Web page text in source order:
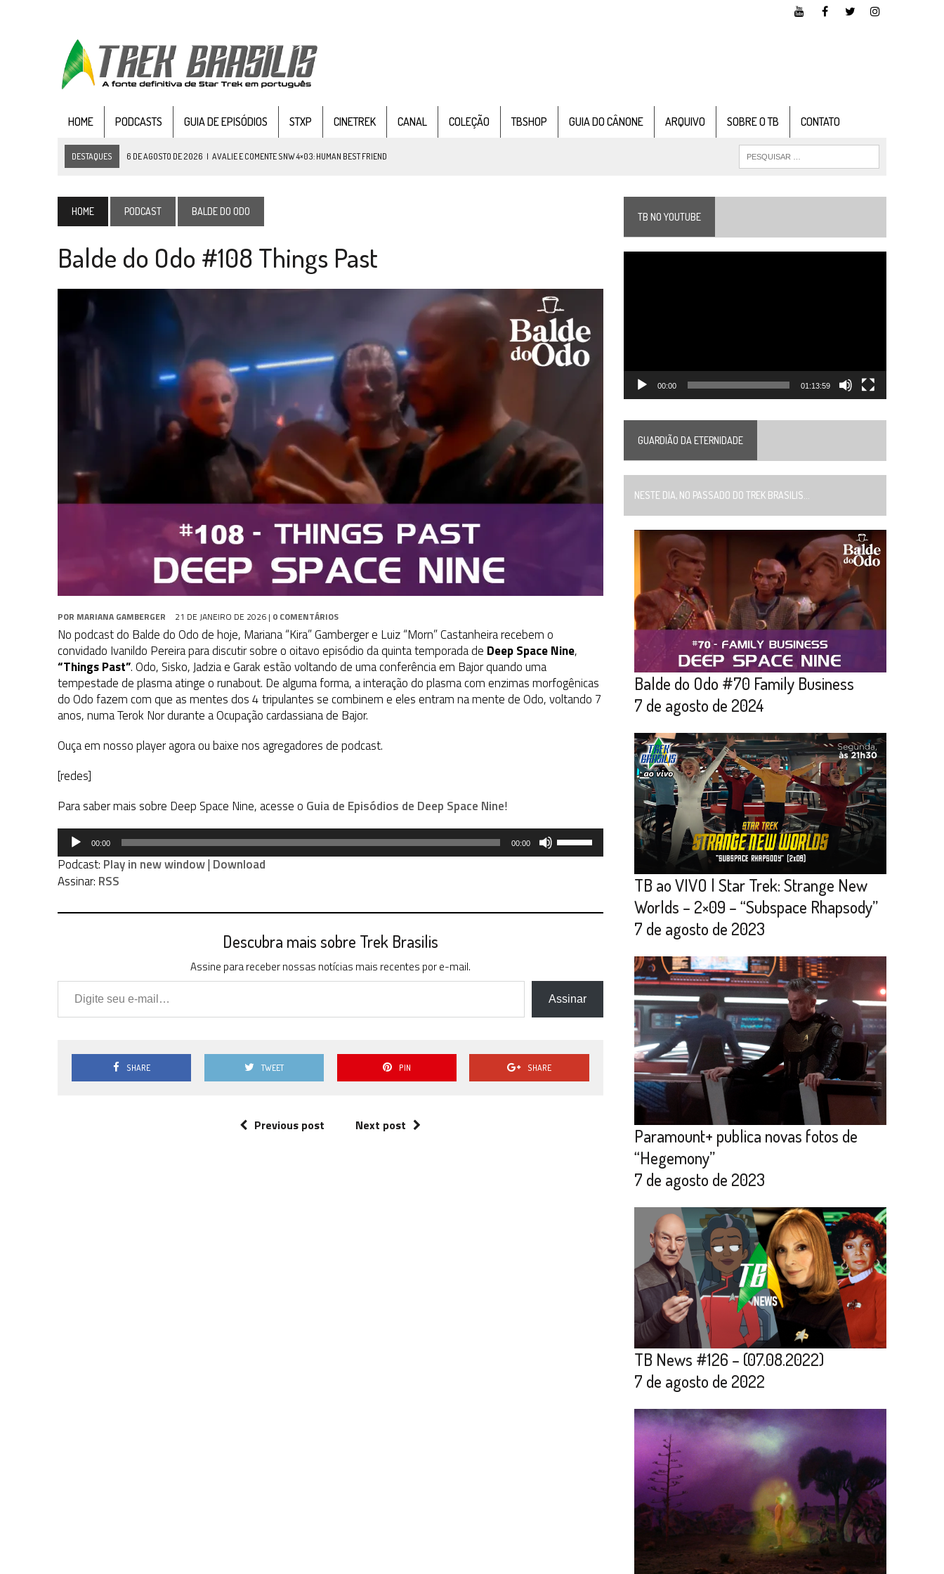
HOME PODCASTS GUIA DE EPISÓDIOS STXP CINETREK CANAL COLEÇÃO TBSHOP GUIA DO CÂNONE ARQUIVO SOBRE O TB CONTATO
DESTAQUES 6 DE AGOSTO DE 2026 | AVALIE E COMENTE SNW 4×03: HUMAN BEST FRIEND
3 DE AGOSTO DE 2026 | VEJA FOTOS DO TERCEIRO EPISÓDIO DA 4ª TEMPORADA DE STRANGE NEW WORDS
3 DE AGOSTO DE 2026 PARAMOUNT E CBS DERRUBAM NOVO VÍDEO DO FILME DE FÃS AXANAR HORAS APÓS ESTREIA
TB AO VIVO | STAR TREK: STRANGE NEW WORLDS – “THE GRIFFIN INCIDENT” (4×02)
ELENCO DE STRANGE NEW WORLDS ENCARA O FIM DE UMA ERA NA SDCC
31 DE JULHO DE 2026 SOBRE DIFERENTES PONTOS DE VISTA
COLEÇÃO TREK BRASILIS JÁ DISPONÍVEL EM PRÉ-VENDA!
NOVA TEMPORADA DETHE CENTER SEAT, SÉRIE DOCUMENTAL DESTAR TREK , CHEGA EM 8 DE SETEMBRO
HOME PODCAST BALDE DO ODO
Balde do Odo #108 Things Past
POR MARIANA GAMBERGER 21 DE JANEIRO DE 2026 | 0 COMENTÁRIOS
No podcast do Balde do Odo de hoje, Mariana “Kira” Gamberger e Luiz “Morn” Castanheira recebem o
convidado Ivanildo Pereira para discutir sobre o oitavo episódio da quinta temporada de Deep Space Nine,
“Things Past”. Odo, Sisko, Jadzia e Garak estão voltando de uma conferência em Bajor quando uma
tempestade de plasma atinge o runabout. De alguma forma, a interação do plasma com enzimas morfogênicas
do Odo fazem com que as mentes dos 4 tripulantes se combinem e eles entram na mente de Odo, voltando 7
anos, numa Terok Nor durante a Ocupação cardassiana de Bajor.
Ouça em nosso player agora ou baixe nos agregadores de podcast.
[redes]
Para saber mais sobre Deep Space Nine, acesse o Guia de Episódios de Deep Space Nine!
Tocador
áudio
00:00 00:00
ou
aumentar
ou
Podcast: Play in new window| Download
Assinar: RSS
Descubra mais sobre Trek Brasilis
Assine para receber nossas notícias mais recentes por e-mail.
Digite seu e-mail…
Assinar
SHARE TWEET PIN SHARE
Previous post Next post
TB NO YOUTUBE
00:00 01:13:59
GUARDIÃO DA ETERNIDADE
NESTE DIA, NO PASSADO DO TREK BRASILIS...
Balde do Odo #70 Family Business
7 de agosto de 2024
TB ao VIVO | Star Trek: Strange New
Worlds – 2×09 – “Subspace Rhapsody”
7 de agosto de 2023
Paramount+ publica novas fotos de
“Hegemony”
7 de agosto de 2023
TB News #126 – (07.08.2022)
7 de agosto de 2022